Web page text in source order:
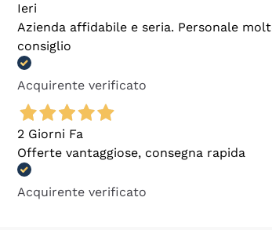
Ieri
Azienda affidabile e seria. Personale
consiglio
Acquirente verificato
2 Giorni Fa
Offerte vantaggiose, consegna rapida
Acquirente verificato